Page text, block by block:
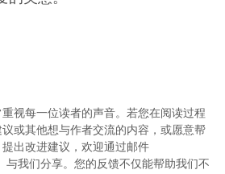
视每一位读者的声音。若您在阅读过程
或其他想与作者交流的内容，或愿意帮
出改进建议，欢迎通过邮件
与我们分享。您的反馈不仅能帮助我们不